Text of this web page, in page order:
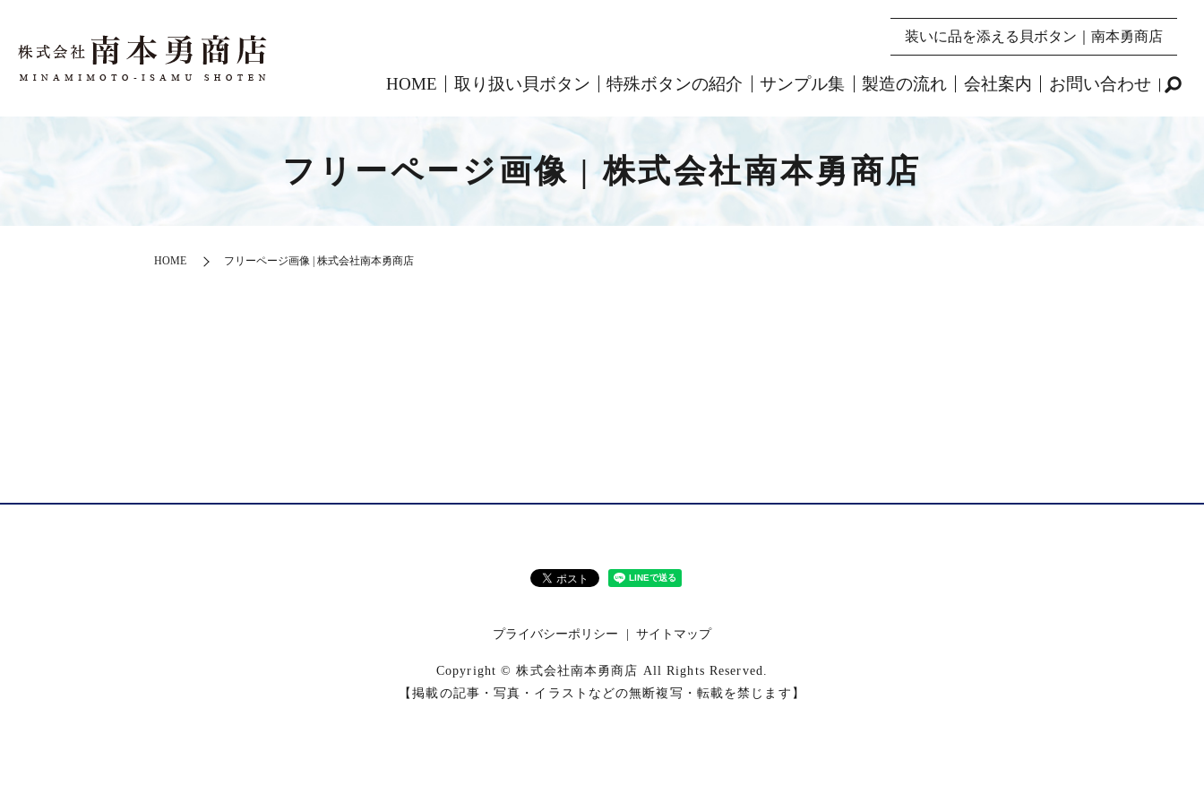
装いに品を添える貝ボタン｜南本勇商店
HOME 取り扱い貝ボタン 特殊ボタンの紹介 サンプル集 製造の流れ 会社案内 お問い合わせ
フリーページ画像 | 株式会社南本勇商店
HOME フリーページ画像 | 株式会社南本勇商店
プライバシーポリシー サイトマップ
Copyright © 株式会社南本勇商店 All Rights Reserved.
【掲載の記事・写真・イラストなどの無断複写・転載を禁じます】